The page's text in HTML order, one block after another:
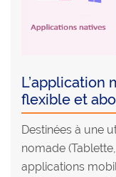
L’application
flexible et
Destinées à une
nomade
applications